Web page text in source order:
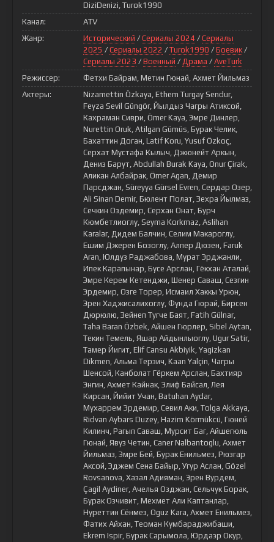
DiziDenizi, Turok1990
Канал:
ATV
Жанр:
Исторический / Сериалы 2024 / Сериалы
2025 / Сериалы 2022 / Turok1990 / Боевик/
Сериалы 2023 / Военный / Драма / AveTurk
Режиссер:
Фетхи Байрам, Метин Гюнай, Ахмет Йильмаз
Актеры:
Nizamettin Özkaya, Ethem Turgay Sendur,
Feyza Sevil Güngör, Йылдыз Чагры Атиксой,
Кахраман Сиври, Ömer Kaya, Эмре Динлер,
Nurettin Oruk, Atilgan Gümüs, Бурак Челик,
Бахаттин Доган, Latif Koru, Yusuf Özkoç,
Серхат Мустафа Кылыч, Джюнейт Аркын,
Дениз Барут, Abdullah Burak Kaya, Onur Çirak,
Аликан Албайрак, Ömer Agan, Демир
Парсджан, Süreyya Gürsel Evren, Сердар Озер,
Ali Sinan Demir, Бюлент Полат, Зехра Йылмаз,
Сечкин Оздемир, Серхан Онат, Бурч
Кюмбетлиоглу, Seyma Korkmaz, Aslihan
Karalar, Дидем Балчин, Селим Макароглу,
Ешим Джерен Бозоглу, Алпер Дюзен, Faruk
Aran, Юлдуз Раджабова, Мурат Эрджанли,
Ипек Карапынар, Бусе Арслан, Гёкхан Аталай,
Эмре Керем Кетенджи, Шенер Саваш, Сезгин
Эрдемир, Озге Торер, Исмаил Хаккы Урюн,
Эрен Хаджисалихоглу, Фунда Гюрай, Бирсен
Дюрюлю, Зейнеп Тугче Баят, Fatih Gülnar,
Taha Baran Özbek, Айшен Гюрлер, Sibel Aytan,
Текин Темель, Яшар Айдынлыоглу, Ugur Satir,
Тамер Йигит, Elif Cansu Akbiyik, Yagizkan
Dikmen, Альма Терзич, Kaan Yalçin, Чагры
Шенсой, Канболат Гёркем Арслан, Бахтияр
Энгин, Ахмет Кайнак, Элиф Байсал, Лея
Кирсан, Йийит Учан, Batuhan Aydar,
Мухаррем Эрдемир, Севил Аки, Tolga Akkaya,
Ridvan Aybars Duzey, Hazim Körmükcü, Гюней
Килинч, Рагып Саваш, Мурсит Баг, Айшегюль
Гюнай, Явуз Четин, Caner Nalbantoglu, Ахмет
Йильмаз, Эмре Бей, Бурак Енильмез, Рюзгар
Аксой, Эджем Сена Байыр, Угур Аслан, Gözel
Rovsanova, Хазал Адияман, Эрен Вурдем,
Çagil Aydiner, Ачелья Озджан, Сельчук Борак,
Бурак Озчивит, Мехмет Али Каптанлар,
Нуреттин Сёнмез, Oguz Kara, Ахмет Енильмез,
Фатих Айхан, Теоман Кумбараджибаши,
Ekrem Ispir, Бурак Сарымола, Юрдаэр Окур,